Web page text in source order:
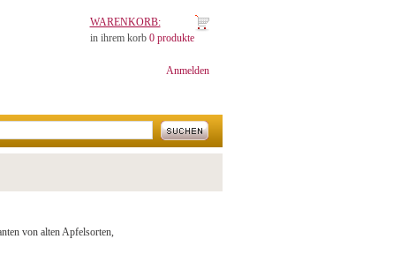
WARENKORB:
in ihrem korb 0 produkte
Anmelden
von alten Apfelsorten,